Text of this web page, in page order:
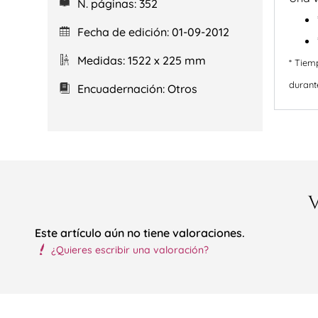
N. páginas: 352
Fecha de edición: 01-09-2012
Medidas: 1522 x 225 mm
Encuadernación: Otros
*
Este artículo aún no tiene valoraciones.
¿Quieres escribir una valoración?